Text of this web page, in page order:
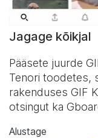
Jagage kõikjal
Pääsete juurde
Tenori toodetes,
rakenduses GIF
otsingut ka
Alustage